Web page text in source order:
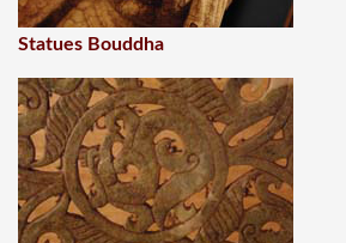
Statues Bouddha